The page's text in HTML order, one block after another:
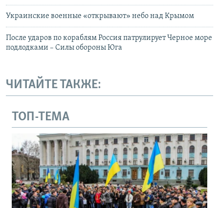
Украинские военные «открывают» небо над Крымом
После ударов по кораблям Россия патрулирует Черное море
подлодками – Силы обороны Юга
ЧИТАЙТЕ ТАКЖЕ:
ТОП-ТЕМА